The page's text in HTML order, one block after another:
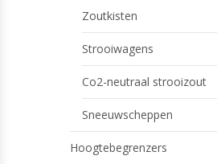
Zoutkisten
Strooiwagens
Co2-neutraal strooizout
Sneeuwscheppen
Hoogtebegrenzers